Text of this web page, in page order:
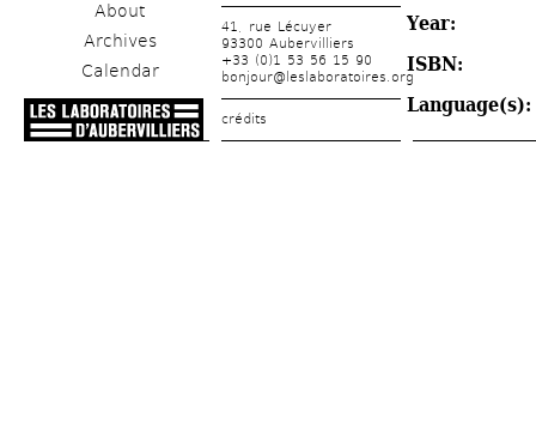
About
Archives
Calendar
41, rue Lécuyer
93300 Aubervilliers
+33 (0)1 53 56 15 90
bonjour@leslaboratoires.org
crédits
Year:
ISBN:
Language(s):